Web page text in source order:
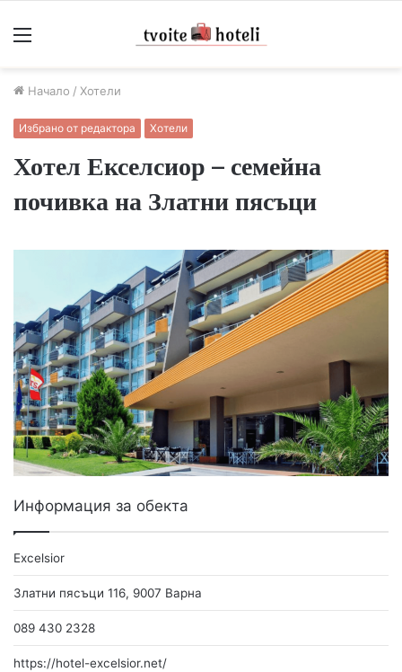
Меню
Начало / Хотели
Избрано от редактора Хотели
Хотел Екселсиор – семейна
почивка на Златни пясъци
Информация за обекта
Excelsior
Златни пясъци 116, 9007 Варна
089 430 2328
https://hotel-excelsior.net/